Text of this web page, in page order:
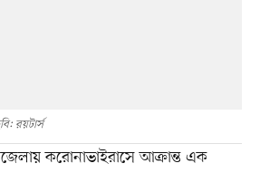
রয়টার্স
করোনাভাইরাসে আক্রান্ত এক